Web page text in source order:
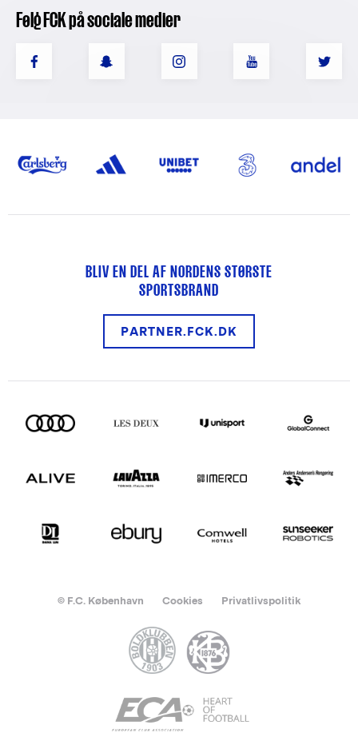
Følg FCK på sociale medier
BLIV EN DEL AF NORDENS STØRSTE
SPORTSBRAND
PARTNER.FCK.DK
© F.C. København Cookies Privatlivspolitik